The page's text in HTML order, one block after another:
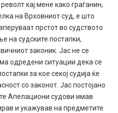
кај мене како граѓанин,
на Врховниот суд, е што
прстот во судството
на судските постапки,
законик. Јас не се
одредени ситуации дека се
за кое секој судија ќе
со законот. Јас постојано
Апелациони судови имав
и укажував на предметите